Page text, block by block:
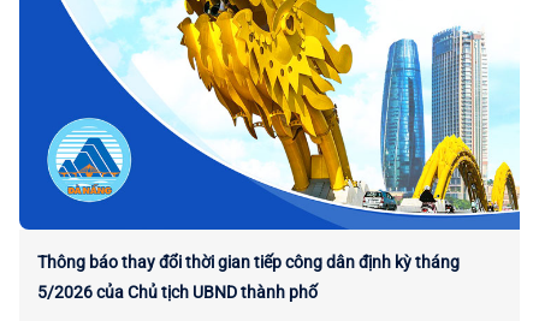
Thông báo thay đổi thời gian tiếp công dân định kỳ tháng
5/2026 của Chủ tịch UBND thành phố